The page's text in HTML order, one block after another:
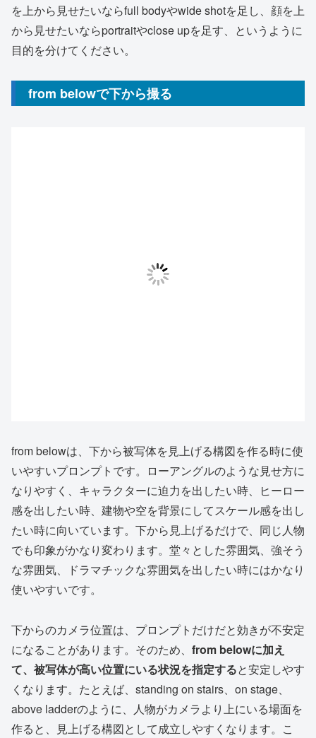
を上から見せたいならfull bodyやwide shotを足し、顔を上
から見せたいならportraitやclose upを足す、というように
目的を分けてください。
from belowで下から撮る
from belowは、下から被写体を見上げる構図を作る時に使
いやすいプロンプトです。ローアングルのような見せ方に
なりやすく、キャラクターに迫力を出したい時、ヒーロー
感を出したい時、建物や空を背景にしてスケール感を出し
たい時に向いています。下から見上げるだけで、同じ人物
でも印象がかなり変わります。堂々とした雰囲気、強そう
な雰囲気、ドラマチックな雰囲気を出したい時にはかなり
使いやすいです。
下からのカメラ位置は、プロンプトだけだと効きが不安定
になることがあります。そのため、 from belowに加え
て、被写体が高い位置にいる状況を指定すると安定しやす
くなります。たとえば、standing on stairs、on stage、
above ladderのように、人物がカメラより上にいる場面を
作ると、見上げる構図として成立しやすくなります。こ